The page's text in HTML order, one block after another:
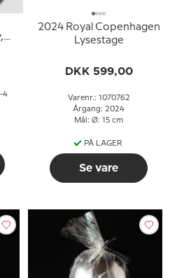
4
2024 Royal Copenhagen
Lysestage
DKK 599,00
Varenr.: 1070762
Årgang: 2024
Mål: Ø: 15 cm
PÅ LAGER
Se vare